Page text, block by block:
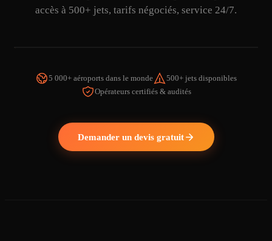
accès à 500+ jets, tarifs négociés, service 24/7.
REGARDER LA VIDÉO
5 000+ aéroports dans le monde
500+ jets disponibles
Opérateurs certifiés & audités
Demander un devis gratuit